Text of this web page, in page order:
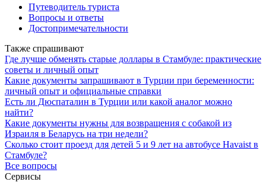
Путеводитель туриста
Вопросы и ответы
Достопримечательности
Также спрашивают
Где лучше обменять старые доллары в Стамбуле: практические
советы и личный опыт
Какие документы запрашивают в Турции при беременности:
личный опыт и официальные справки
Есть ли Дюспаталин в Турции или какой аналог можно
найти?
Какие документы нужны для возвращения с собакой из
Израиля в Беларусь на три недели?
Сколько стоит проезд для детей 5 и 9 лет на автобусе Havaist в
Стамбуле?
Все вопросы
Сервисы